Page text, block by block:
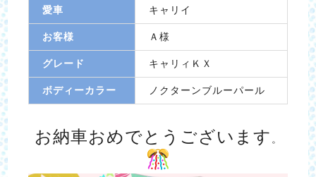
愛車 キャリイ
お客様 Ａ様
グレード キャリィＫＸ
ボディーカラー ノクターンブルーパール
お納車おめでとうございます 。